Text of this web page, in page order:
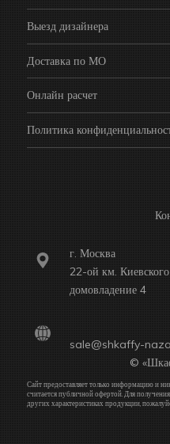
Выезд дизайнера
Доставка по МО
Онлайн расчет
Политика
г. Москва
22-ой км.
домовладение 4
sale@shkaffy-
©
Сайт предоставляет только информацию и
считается публичной офертой. Для
других характеристиках продукции,